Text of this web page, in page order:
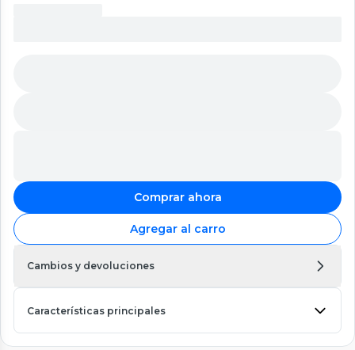
Comprar ahora
Agregar al carro
Cambios y devoluciones
Características principales